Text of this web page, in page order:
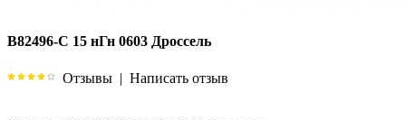
B82496-C 15 нГн 0603 Дроссель
Отзывы | Написать отзыв